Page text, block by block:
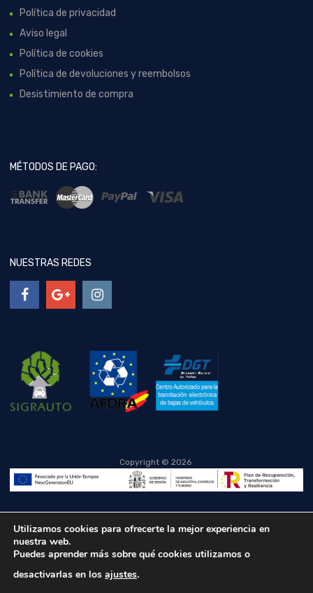
Política de privacidad
Aviso legal
Política de cookies
Política de devoluciones y reembolsos
Desistimiento de compra
MÉTODOS DE PAGO:
NUESTRAS REDES
Copyright © 2026
Utilizamos cookies para ofrecerte la mejor experiencia en
nuestra web.
Puedes aprender más sobre qué cookies utilizamos o
desactivarlas en los ajustes.